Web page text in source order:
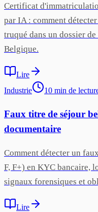
Certificat
par IA : comment
truqué dans un dossier
Belgique.
Lire
Industrie
10 min de
Faux titre de séjour
documentaire
Comment détecter un
F, F+) en KYC
signaux forensiques et
Lire